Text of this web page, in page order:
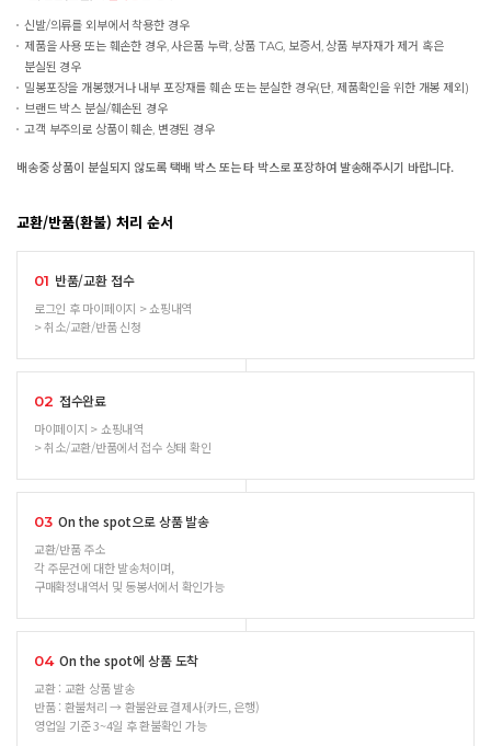
신발/의류를 외부에서 착용한 경우
제품을 사용 또는 훼손한 경우, 사은품 누락, 상품 TAG, 보증서, 상품 부자재가 제거 혹은
분실된 경우
밀봉포장을 개봉했거나 내부 포장재를 훼손 또는 분실한 경우(단, 제품확인을 위한 개봉 제외)
브랜드 박스 분실/훼손된 경우
고객 부주의로 상품이 훼손, 변경된 경우
배송중 상품이 분실되지 않도록 택배 박스 또는 타 박스로 포장하여 발송해주시기 바랍니다.
교환/반품(환불) 처리 순서
01 반품/교환 접수
로그인 후 마이페이지 > 쇼핑내역
> 취소/교환/반품 신청
02 접수완료
마이페이지 > 쇼핑내역
> 취소/교환/반품에서 접수 상태 확인
03 On the spot으로 상품 발송
교환/반품 주소
각 주문건에 대한 발송처이며,
구매확정내역서 및 동봉서에서 확인가능
04 On the spot에 상품 도착
교환 : 교환 상품 발송
반품 : 환불처리 → 환불완료 결제사(카드, 은행)
영업일 기준 3~4일 후 환불확인 가능